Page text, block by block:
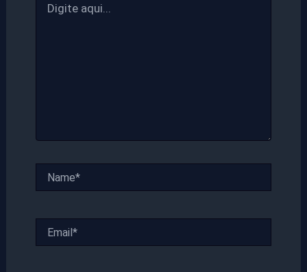
aqui...